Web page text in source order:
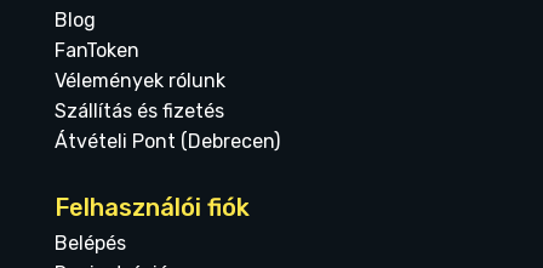
Blog
FanToken
Vélemények rólunk
Szállítás és fizetés
Átvételi Pont (Debrecen)
Felhasználói fiók
Belépés